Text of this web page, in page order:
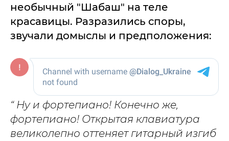
необычный "Шабаш" на теле
красавицы. Разразились споры,
звучали домыслы и предположения:
“ Ну и фортепиано! Конечно же,
фортепиано! Открытая клавиатура
великолепно оттеняет гитарный изгиб